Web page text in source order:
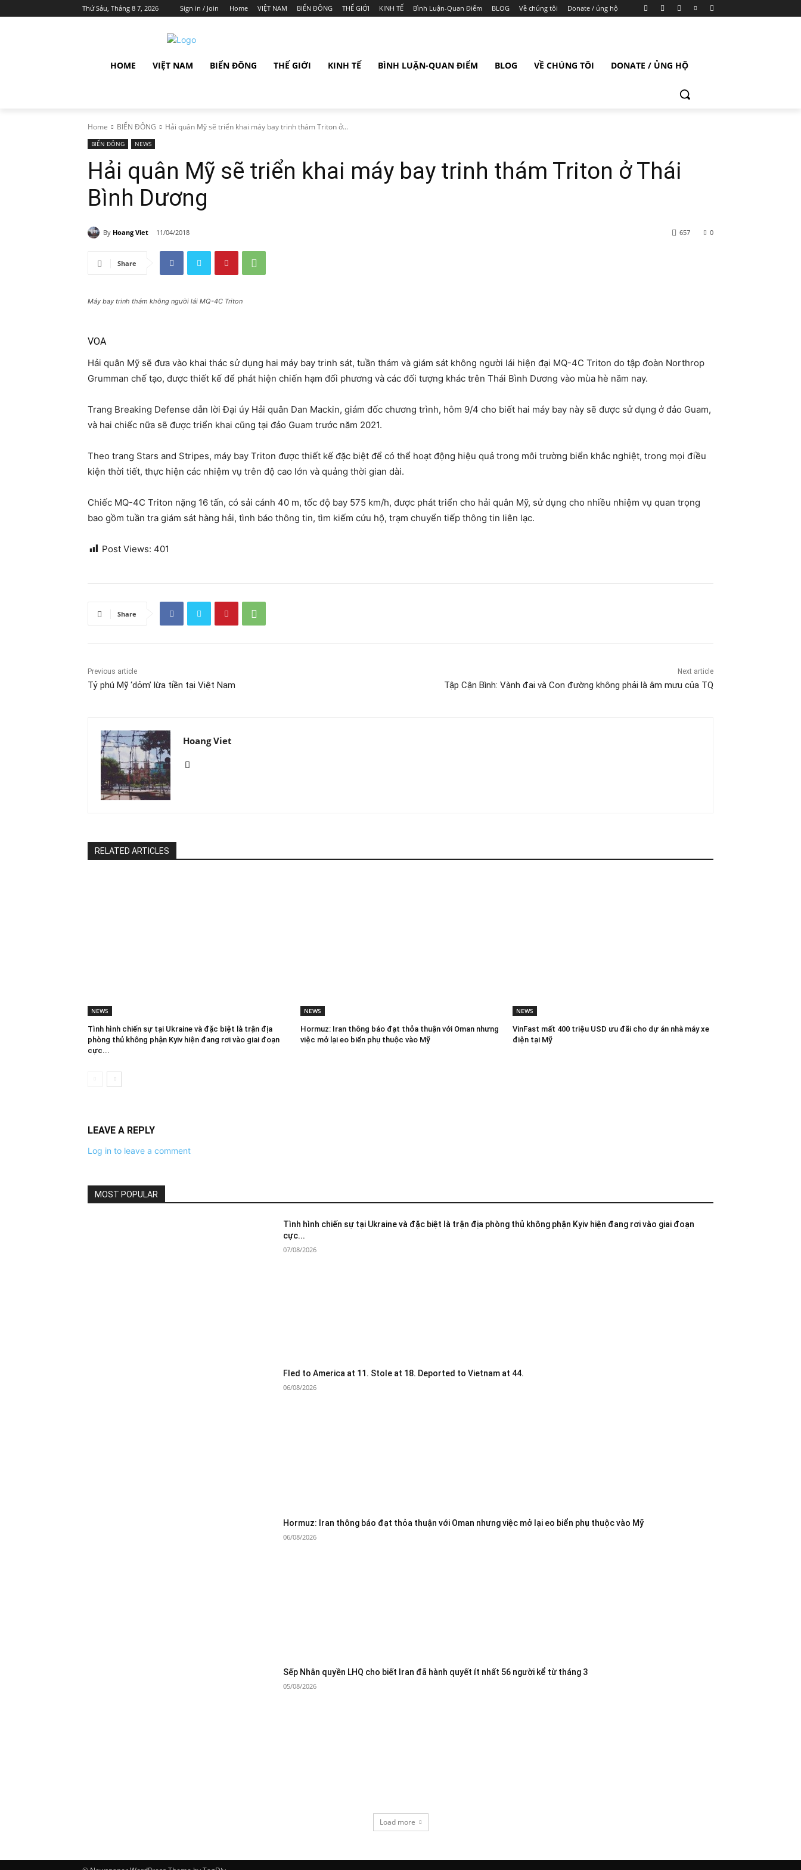
Thứ Sáu, Tháng 8 7, 2026 Sign in / Join Home VIỆT NAM BIỂN ĐÔNG THẾ GIỚI KINH TẾ Bình Luận-Quan Điểm BLOG Về chúng tôi Donate / ủng hộ
HOME VIỆT NAM BIỂN ĐÔNG THẾ GIỚI KINH TẾ BÌNH LUẬN-QUAN ĐIỂM BLOG VỀ CHÚNG TÔI DONATE / ỦNG HỘ
Home BIỂN ĐÔNG Hải quân Mỹ sẽ triển khai máy bay trinh thám Triton ở...
BIỂN ĐÔNG NEWS
Hải quân Mỹ sẽ triển khai máy bay trinh thám Triton ở Thái
Bình Dương
By Hoang Viet 11/04/2018 0
657
Share
Máy bay trinh thám không người lái MQ-4C Triton
VOA
Hải quân Mỹ sẽ đưa vào khai thác sử dụng hai máy bay trinh sát, tuần thám và giám sát không người lái hiện đại MQ-4C Triton do tập đoàn Northrop
Grumman chế tạo, được thiết kế để phát hiện chiến hạm đối phương và các đối tượng khác trên Thái Bình Dương vào mùa hè năm nay.
Trang Breaking Defense dẫn lời Đại úy Hải quân Dan Mackin, giám đốc chương trình, hôm 9/4 cho biết hai máy bay này sẽ được sử dụng ở đảo Guam,
và hai chiếc nữa sẽ được triển khai cũng tại đảo Guam trước năm 2021.
Theo trang Stars and Stripes, máy bay Triton được thiết kế đặc biệt để có thể hoạt động hiệu quả trong môi trường biển khắc nghiệt, trong mọi điều
kiện thời tiết, thực hiện các nhiệm vụ trên độ cao lớn và quảng thời gian dài.
Chiếc MQ-4C Triton nặng 16 tấn, có sải cánh 40 m, tốc độ bay 575 km/h, được phát triển cho hải quân Mỹ, sử dụng cho nhiều nhiệm vụ quan trọng
bao gồm tuần tra giám sát hàng hải, tình báo thông tin, tìm kiếm cứu hộ, trạm chuyển tiếp thông tin liên lạc.
Post Views: 401
Share
Previous article
Tỷ phú Mỹ ‘dỏm’ lừa tiền tại Việt Nam
Next article
Tập Cận Bình: Vành đai và Con đường không phải là âm mưu của TQ
Hoang Viet
RELATED ARTICLES
NEWS
Tình hình chiến sự tại Ukraine và đặc biệt là trận địa
phòng thủ không phận Kyiv hiện đang rơi vào giai đoạn
cực...
NEWS
Hormuz: Iran thông báo đạt thỏa thuận với Oman nhưng
việc mở lại eo biển phụ thuộc vào Mỹ
NEWS
VinFast mất 400 triệu USD ưu đãi cho dự án nhà máy xe
điện tại Mỹ
LEAVE A REPLY
Log in to leave a comment
MOST POPULAR
Tình hình chiến sự tại Ukraine và đặc biệt là trận địa phòng thủ không phận Kyiv hiện đang rơi vào giai đoạn
cực...
07/08/2026
Fled to America at 11. Stole at 18. Deported to Vietnam at 44.
06/08/2026
Hormuz: Iran thông báo đạt thỏa thuận với Oman nhưng việc mở lại eo biển phụ thuộc vào Mỹ
06/08/2026
Sếp Nhân quyền LHQ cho biết Iran đã hành quyết ít nhất 56 người kể từ tháng 3
05/08/2026
Load more